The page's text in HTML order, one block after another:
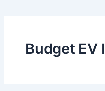
Budget EV